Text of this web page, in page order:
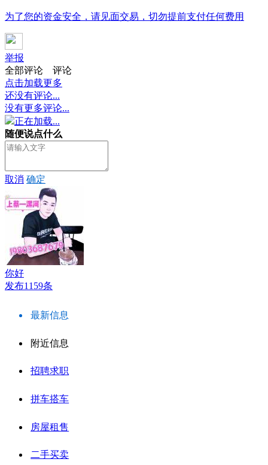
为了您的资金安全，请见面交易，切勿提前支付任何费用
举报
全部评论
评论
点击加载更多
还没有评论...
没有更多评论...
正在加载...
随便说点什么
取消 确定
你好
发布1159条
最新信息
附近信息
招聘求职
拼车搭车
房屋租售
二手买卖